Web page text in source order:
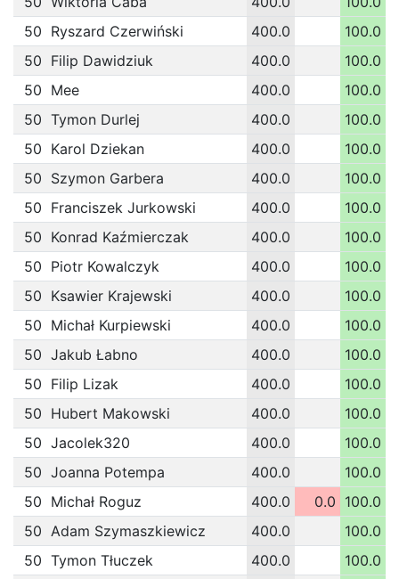
50 Ryszard Czerwiński 400.0 100.0
50 Filip Dawidziuk 400.0 100.0
50 Mee 400.0 100.0
50 Tymon Durlej 400.0 100.0
50 Karol Dziekan 400.0 100.0
50 Szymon Garbera 400.0 100.0
50 Franciszek Jurkowski 400.0 100.0
50 Konrad Kaźmierczak 400.0 100.0
50 Piotr Kowalczyk 400.0 100.0
50 Ksawier Krajewski 400.0 100.0
50 Michał Kurpiewski 400.0 100.0
50 Jakub Łabno 400.0 100.0
50 Filip Lizak 400.0 100.0
50 Hubert Makowski 400.0 100.0
50 Jacolek320 400.0 100.0
50 Joanna Potempa 400.0 100.0
50 Michał Roguz 400.0 0.0 100.0
50 Adam Szymaszkiewicz 400.0 100.0
50 Tymon Tłuczek 400.0 100.0